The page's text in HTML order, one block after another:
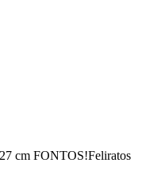
cm FONTOS!Feliratos